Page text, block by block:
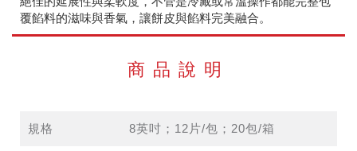
覆餡料的滋味與香氣，讓餅皮與餡料完美融合。
商品說明
規格 8英吋；12片/包；20包/箱